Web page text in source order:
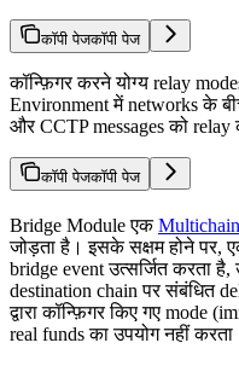
कॉपी पेजकॉपी पेज
कॉन्फ़िगर करने योग्य relay
Environment में networks के
और CCTP messages को relay
कॉपी पेजकॉपी पेज
Bridge Module एक
जोड़ता है। इसके सक्षम होने पर,
bridge event उत्सर्जित करता
destination chain पर संबंधित
द्वारा कॉन्फ़िगर किए गए mode
real funds का उपयोग नहीं